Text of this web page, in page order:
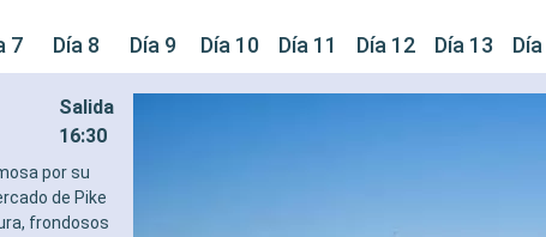
7 Día 8 Día 9 Día 10 Día 11 Día 12 Día 13
Salida
16:30
por su
de Pike
frondosos